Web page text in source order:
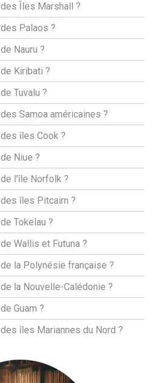
Îles Marshall ?
Palaos ?
Nauru ?
Kiribati ?
Tuvalu ?
Samoa américaines ?
îles Cook ?
Niue ?
l'île Norfolk ?
îles Pitcairn ?
Tokelau ?
Wallis et Futuna ?
la Polynésie française ?
la Nouvelle-Calédonie ?
Guam ?
îles Mariannes du Nord ?